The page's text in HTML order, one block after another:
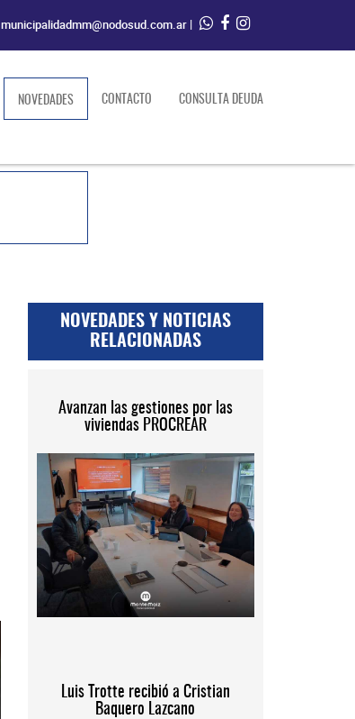
municipalidadmm@nodosud.com.ar |
NOVEDADES(current)CONTACTO CONSULTA DEUDA
NOVEDADES Y NOTICIAS
RELACIONADAS
Avanzan las gestiones por las
viviendas PROCREAR
Luis Trotte recibió a Cristian
Baquero Lazcano